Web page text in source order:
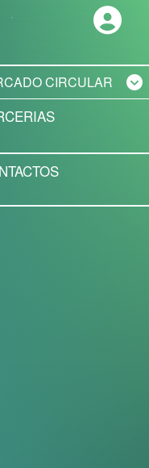
CIRCULAR